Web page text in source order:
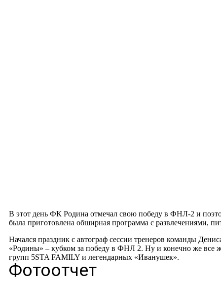
В этот день ФК Родина отмечал свою победу в ФНЛ-2 и
была приготовлена обширная программа с развлечениями,
Начался праздник с автограф сессии тренеров команды
«Родины» – кубком за победу в ФНЛ 2. Ну и конечно же все
групп 5STA FAMILY и легендарных «Иванушек».
Фотоотчет